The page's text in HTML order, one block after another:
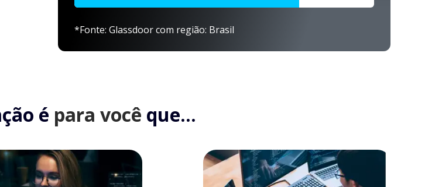
*Fonte: Glassdoor com região: Brasil
é para você que...